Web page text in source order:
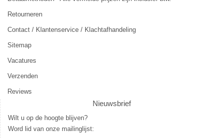
Retourneren
Contact / Klantenservice / Klachtafhandeling
Sitemap
Vacatures
Verzenden
Reviews
Nieuwsbrief
Wilt u op de hoogte blijven?
Word lid van onze mailinglijst: